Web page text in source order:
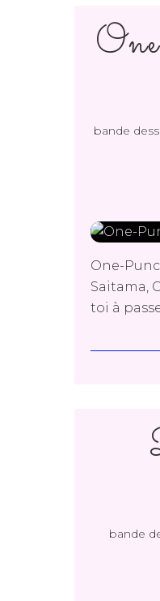
bande
One-
Saitama,
toi à
bande